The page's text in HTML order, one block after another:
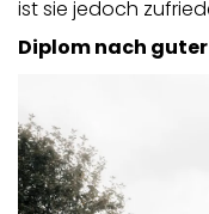
ist sie jedoch
Diplom nach